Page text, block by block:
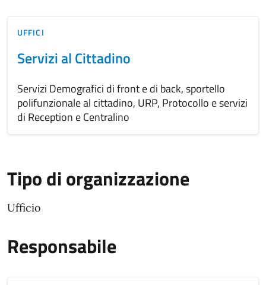
UFFICI
Servizi al Cittadino
Servizi Demografici di front e di back, sportello
polifunzionale al cittadino, URP, Protocollo e servizi
di Reception e Centralino
Tipo di organizzazione
Ufficio
Responsabile